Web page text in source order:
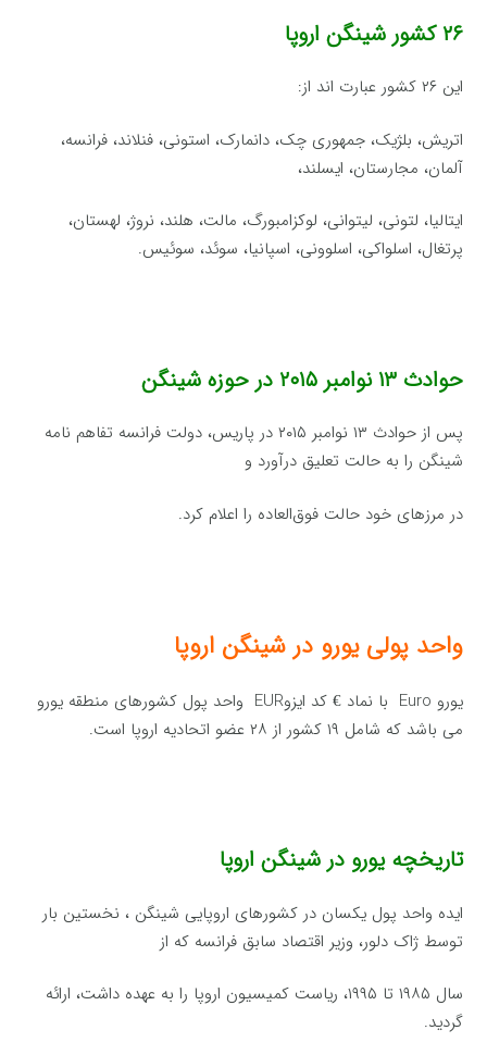
۲۶ کشور شینگن اروپا
این ۲۶ کشور عبارت اند از:
اتریش، بلژیک، جمهوری چک، دانمارک، استونی، فنلاند، فرانسه،
آلمان، مجارستان، ایسلند،
ایتالیا، لتونی، لیتوانی، لوکزامبورگ، مالت، هلند، نروژ، لهستان،
پرتغال، اسلواکی، اسلوونی، اسپانیا، سوئد، سوئیس.
حوادث ۱۳ نوامبر ۲۰۱۵ در حوزه شینگن
پس از حوادث ۱۳ نوامبر ۲۰۱۵ در پاریس، دولت فرانسه تفاهم نامه
شینگن را به حالت تعلیق درآورد و
در مرزهای خود حالت فوق‌العاده را اعلام کرد.
واحد پولی یورو در شینگن اروپا
یورو Euro با نماد € کد ایزوEUR واحد پول کشورهای منطقه یورو
می باشد که شامل ۱۹ کشور از ۲۸ عضو اتحادیه اروپا است.
تاریخچه یورو در شینگن اروپا
ایده واحد پول یکسان در کشورهای اروپایی شینگن ، نخستین بار
توسط ژاک دلور، وزیر اقتصاد سابق فرانسه که از
سال ۱۹۸۵ تا ۱۹۹۵، ریاست کمیسیون اروپا را به عهده داشت، ارائه
گردید.